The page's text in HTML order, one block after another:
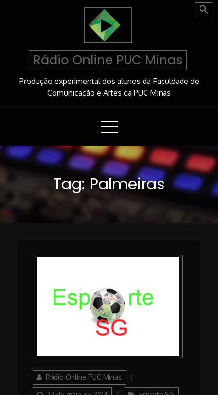
Rádio Online PUC Minas
Produção experimental dos alunos da Faculdade de
Comunicação e Artes da PUC Minas
Tag:Palmeiras
AuthorRádio Online PUC Minas
Categories